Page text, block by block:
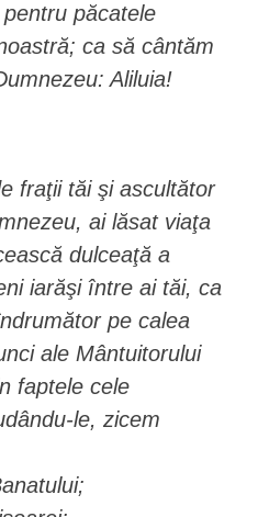
păcatele
ca să cântăm
Aliluia!
fraţii tăi şi ascultător
ai lăsat viaţa
dulceaţă a
iarăşi între ai tăi, ca
pe calea
ale Mântuitorului
faptele cele
le, zicem